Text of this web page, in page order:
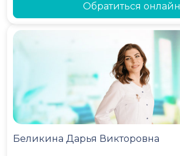
Обратиться онлайн
Беликина Дарья Викторовна